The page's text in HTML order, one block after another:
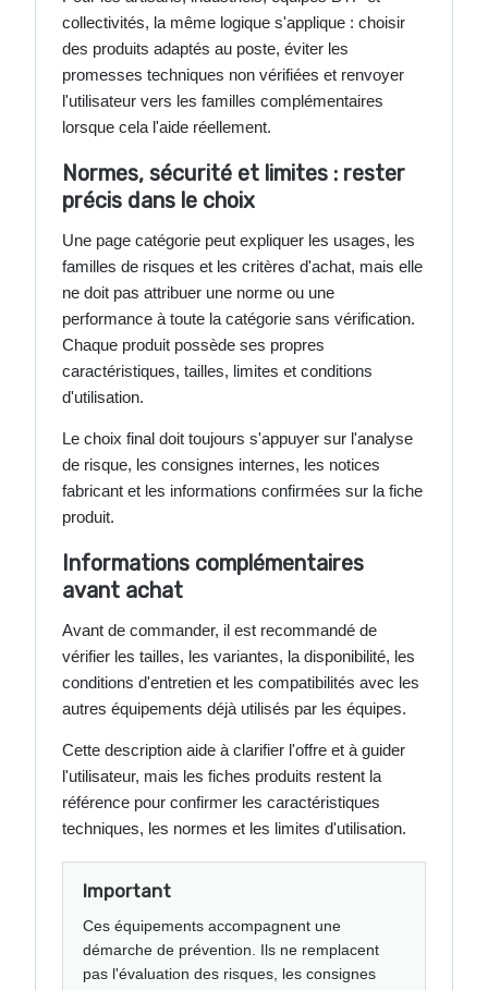
collectivités, la même logique s'applique : choisir
des produits adaptés au poste, éviter les
promesses techniques non vérifiées et renvoyer
l'utilisateur vers les familles complémentaires
lorsque cela l'aide réellement.
Normes, sécurité et limites : rester
précis dans le choix
Une page catégorie peut expliquer les usages, les
familles de risques et les critères d'achat, mais elle
ne doit pas attribuer une norme ou une
performance à toute la catégorie sans vérification.
Chaque produit possède ses propres
caractéristiques, tailles, limites et conditions
d'utilisation.
Le choix final doit toujours s'appuyer sur l'analyse
de risque, les consignes internes, les notices
fabricant et les informations confirmées sur la fiche
produit.
Informations complémentaires
avant achat
Avant de commander, il est recommandé de
vérifier les tailles, les variantes, la disponibilité, les
conditions d'entretien et les compatibilités avec les
autres équipements déjà utilisés par les équipes.
Cette description aide à clarifier l'offre et à guider
l'utilisateur, mais les fiches produits restent la
référence pour confirmer les caractéristiques
techniques, les normes et les limites d'utilisation.
Important
Ces équipements accompagnent une
démarche de prévention. Ils ne remplacent
pas l'évaluation des risques, les consignes